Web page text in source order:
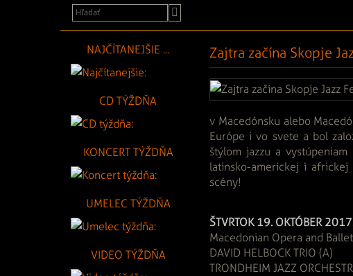
NAJČÍTANEJŠIE ...
CD TÝŽDŇA
KONCERT TÝŽDŇA
UMELEC TÝŽDŇA
VIDEO TÝŽDŇA
Zajtra začína Skopje
v Macedónsku alebo
Európe i vo svete a bol
štýlom jazzu a
latinsko-americkej i
scény!
ŠTVRTOK 19. OKTÓBER
Macedonian Opera and Ballet
DAVID HELBOCK TRIO (A)
TRONDHEIM JAZZ